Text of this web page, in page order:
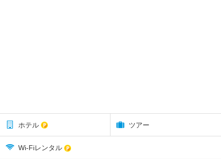
ホテル ツアー
Wi-Fiレンタル